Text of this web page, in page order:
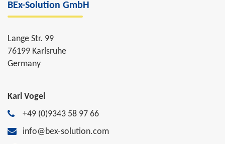
BEx-Solution GmbH
Lange Str. 99
76199 Karlsruhe
Germany
Karl Vogel
+49 (0)9343 58 97 66
info@bex-solution.com